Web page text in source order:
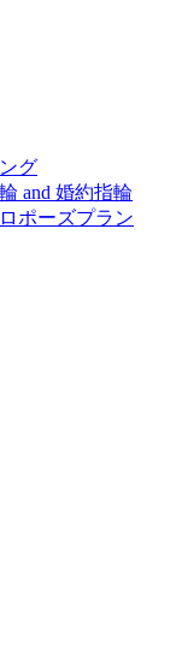
グ
and 婚約指輪
ポーズプラン